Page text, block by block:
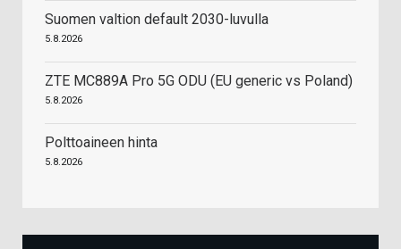
Suomen valtion default 2030-luvulla
5.8.2026
ZTE MC889A Pro 5G ODU (EU generic vs Poland)
5.8.2026
Polttoaineen hinta
5.8.2026